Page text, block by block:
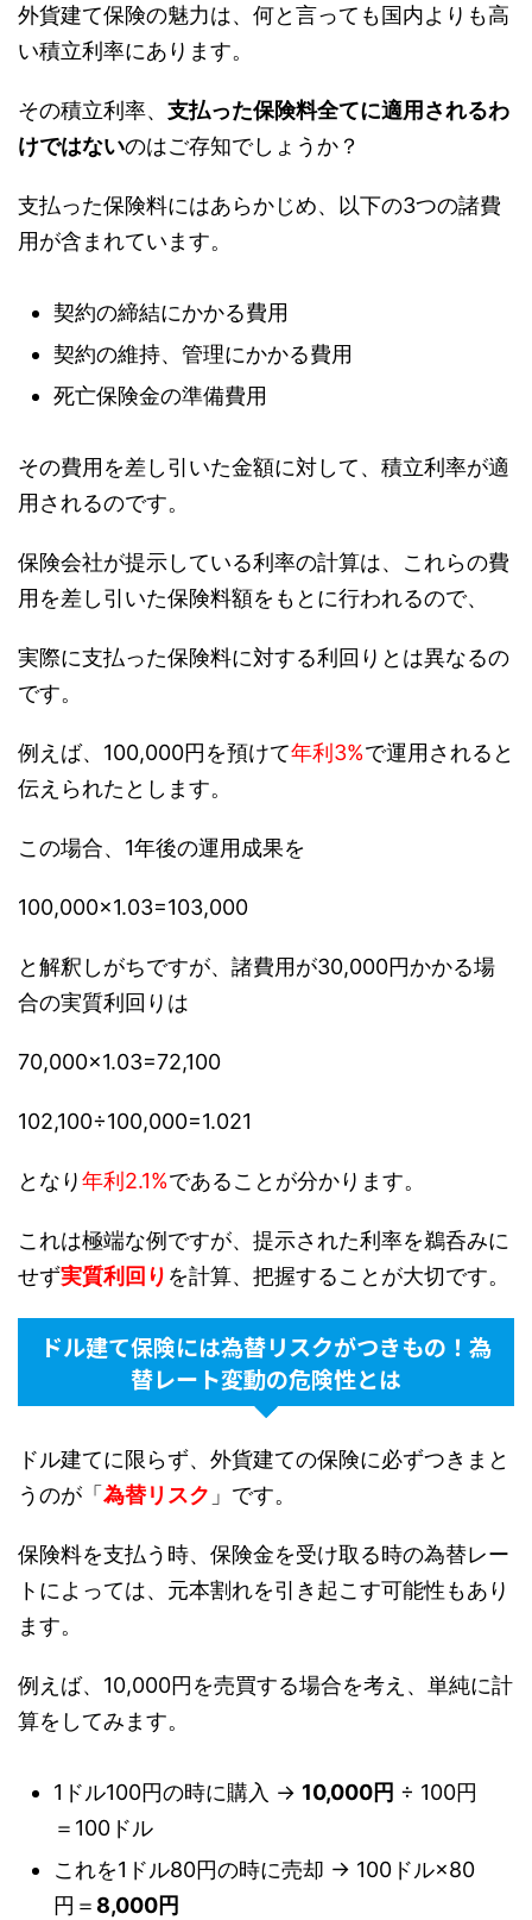
外貨建て保険の魅力は、何と言っても国内よりも高
い積立利率にあります。
その積立利率、 支払った保険料全てに適用されるわ
けではないのはご存知でしょうか？
支払った保険料にはあらかじめ、以下の3つの諸費
用が含まれています。
契約の締結にかかる費用
契約の維持、管理にかかる費用
死亡保険金の準備費用
その費用を差し引いた金額に対して、積立利率が適
用されるのです。
保険会社が提示している利率の計算は、これらの費
用を差し引いた保険料額をもとに行われるので、
実際に支払った保険料に対する利回りとは異なるの
です。
例えば、100,000円を預けて年利3%で運用されると
伝えられたとします。
この場合、1年後の運用成果を
100,000×1.03=103,000
と解釈しがちですが、諸費用が30,000円かかる場
合の実質利回りは
70,000×1.03=72,100
102,100÷100,000=1.021
となり年利2.1%であることが分かります。
これは極端な例ですが、提示された利率を鵜呑みに
せず実質利回り を計算、把握することが大切です。
ドル建て保険には為替リスクがつきもの！為
替レート変動の危険性とは
ドル建てに限らず、外貨建ての保険に必ずつきまと
うのが「為替リスク 」です。
保険料を支払う時、保険金を受け取る時の為替レー
トによっては、元本割れを引き起こす可能性もあり
ます。
例えば、10,000円を売買する場合を考え、単純に計
算をしてみます。
1ドル100円の時に購入 → 10,000円 ÷ 100円
＝100ドル
これを1ドル80円の時に売却 → 100ドル×80
円＝ 8,000円